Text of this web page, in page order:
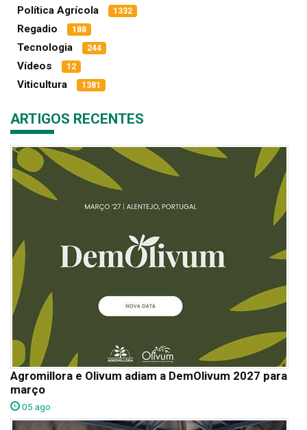
Política Agrícola 1332
Regadio 188
Tecnologia 244
Vídeos 12
Viticultura 1381
ARTIGOS RECENTES
Agromillora e Olivum adiam a DemOlivum 2027 para
março
05 ago